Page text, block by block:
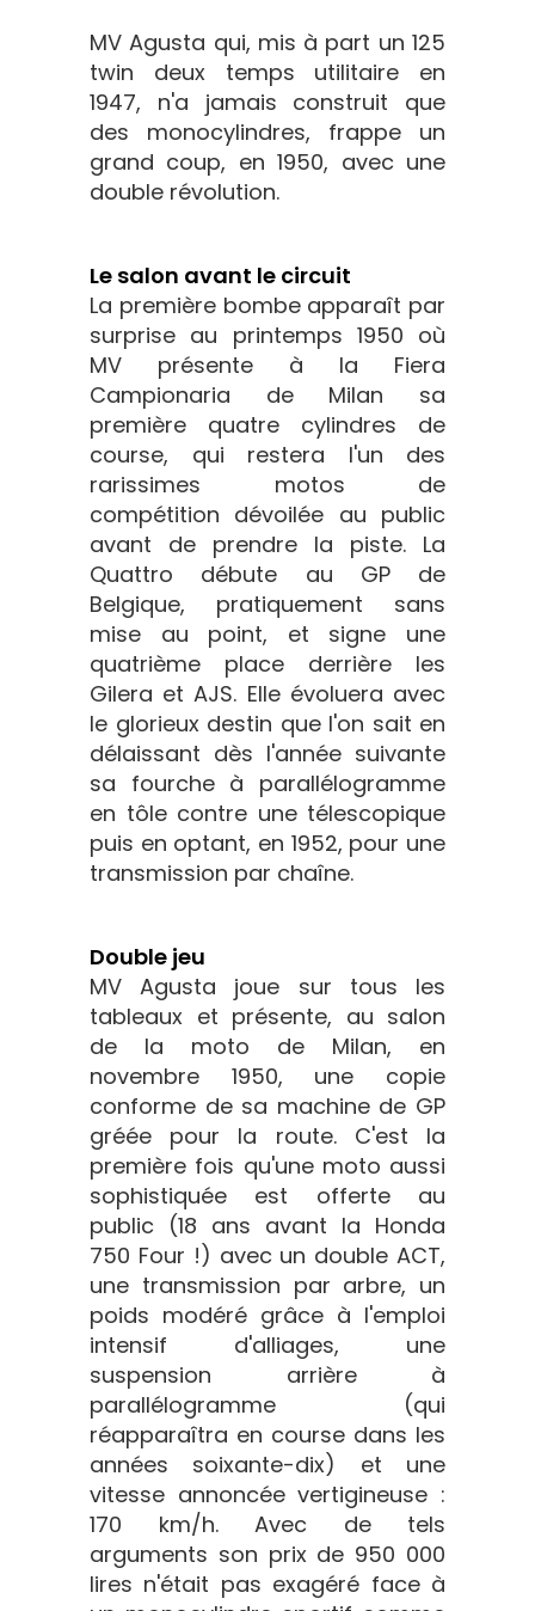
MV Agusta qui, mis à part un 125
twin deux temps utilitaire en
1947, n'a jamais construit que
des monocylindres, frappe un
grand coup, en 1950, avec une
double révolution.
Le salon avant le circuit
La première bombe apparaît par
surprise au printemps 1950 où
MV présente à la Fiera
Campionaria de Milan sa
première quatre cylindres de
course, qui restera l'un des
rarissimes motos de
compétition dévoilée au public
avant de prendre la piste. La
Quattro débute au GP de
Belgique, pratiquement sans
mise au point, et signe une
quatrième place derrière les
Gilera et AJS. Elle évoluera avec
le glorieux destin que l'on sait en
délaissant dès l'année suivante
sa fourche à parallélogramme
en tôle contre une télescopique
puis en optant, en 1952, pour une
transmission par chaîne.
Double jeu
MV Agusta joue sur tous les
tableaux et présente, au salon
de la moto de Milan, en
novembre 1950, une copie
conforme de sa machine de GP
gréée pour la route. C'est la
première fois qu'une moto aussi
sophistiquée est offerte au
public (18 ans avant la Honda
750 Four !) avec un double ACT,
une transmission par arbre, un
poids modéré grâce à l'emploi
intensif d'alliages, une
suspension arrière à
parallélogramme (qui
réapparaîtra en course dans les
années soixante-dix) et une
vitesse annoncée vertigineuse :
170 km/h. Avec de tels
arguments son prix de 950 000
lires n'était pas exagéré face à